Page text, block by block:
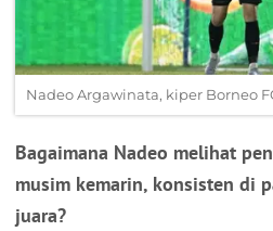
Nadeo Argawinata, kiper Borneo
Bagaimana Nadeo melihat
musim kemarin, konsisten di
juara?